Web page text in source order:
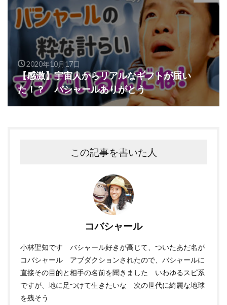
2020年10月17日
【感激】宇宙人からリアルなギフトが届い
た！？ バシャールありがとう
この記事を書いた人
コバシャール
小林聖知です バシャール好きが高じて、ついたあだ名が
コバシャール アブダクションされたので、バシャールに
直接その目的と相手の名前を聞きました いわゆるスピ系
ですが、地に足つけて生きたいな 次の世代に綺麗な地球
を残そう